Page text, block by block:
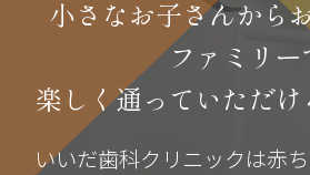
げます。
2025.12.09
12月28日（日曜）～1月4
小さなお子さんから
ファミリー
楽しく通っていただけ
いいだ歯科クリニックは赤